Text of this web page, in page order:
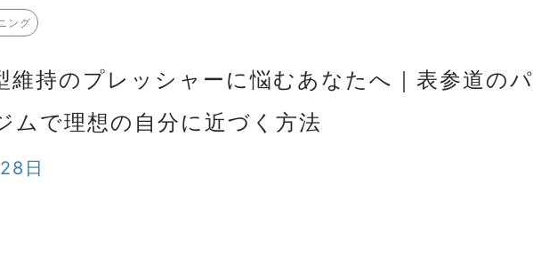
ング
維持のプレッシャーに悩むあなたへ｜表参道のパ
ムで理想の自分に近づく方法
日